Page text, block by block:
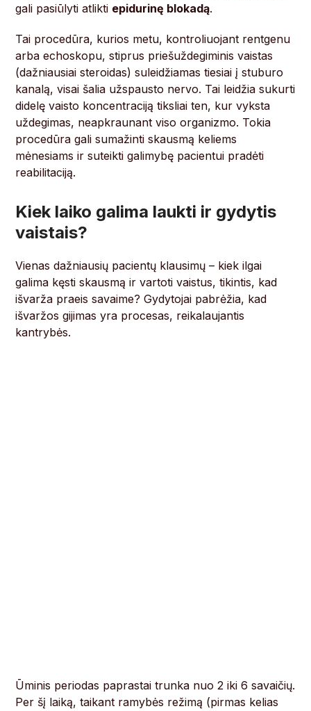
gali pasiūlyti atlikti epidurinę blokadą.
Tai procedūra, kurios metu, kontroliuojant rentgenu
arba echoskopu, stiprus priešuždegiminis vaistas
(dažniausiai steroidas) suleidžiamas tiesiai į stuburo
kanalą, visai šalia užspausto nervo. Tai leidžia sukurti
didelę vaisto koncentraciją tiksliai ten, kur vyksta
uždegimas, neapkraunant viso organizmo. Tokia
procedūra gali sumažinti skausmą keliems
mėnesiams ir suteikti galimybę pacientui pradėti
reabilitaciją.
Kiek laiko galima laukti ir gydytis
vaistais?
Vienas dažniausių pacientų klausimų – kiek ilgai
galima kęsti skausmą ir vartoti vaistus, tikintis, kad
išvarža praeis savaime? Gydytojai pabrėžia, kad
išvaržos gijimas yra procesas, reikalaujantis
kantrybės.
Ūminis periodas paprastai trunka nuo 2 iki 6 savaičių.
Per šį laiką, taikant ramybės režimą (pirmas kelias